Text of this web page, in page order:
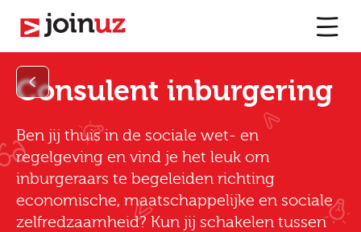
Consulent inburgering
Ben jij thuis in de sociale wet- en
regelgeving en vind je het leuk om
inburgeraars te begeleiden richting
economische, maatschappelijke en sociale
zelfredzaamheid? Kun jij schakelen tussen